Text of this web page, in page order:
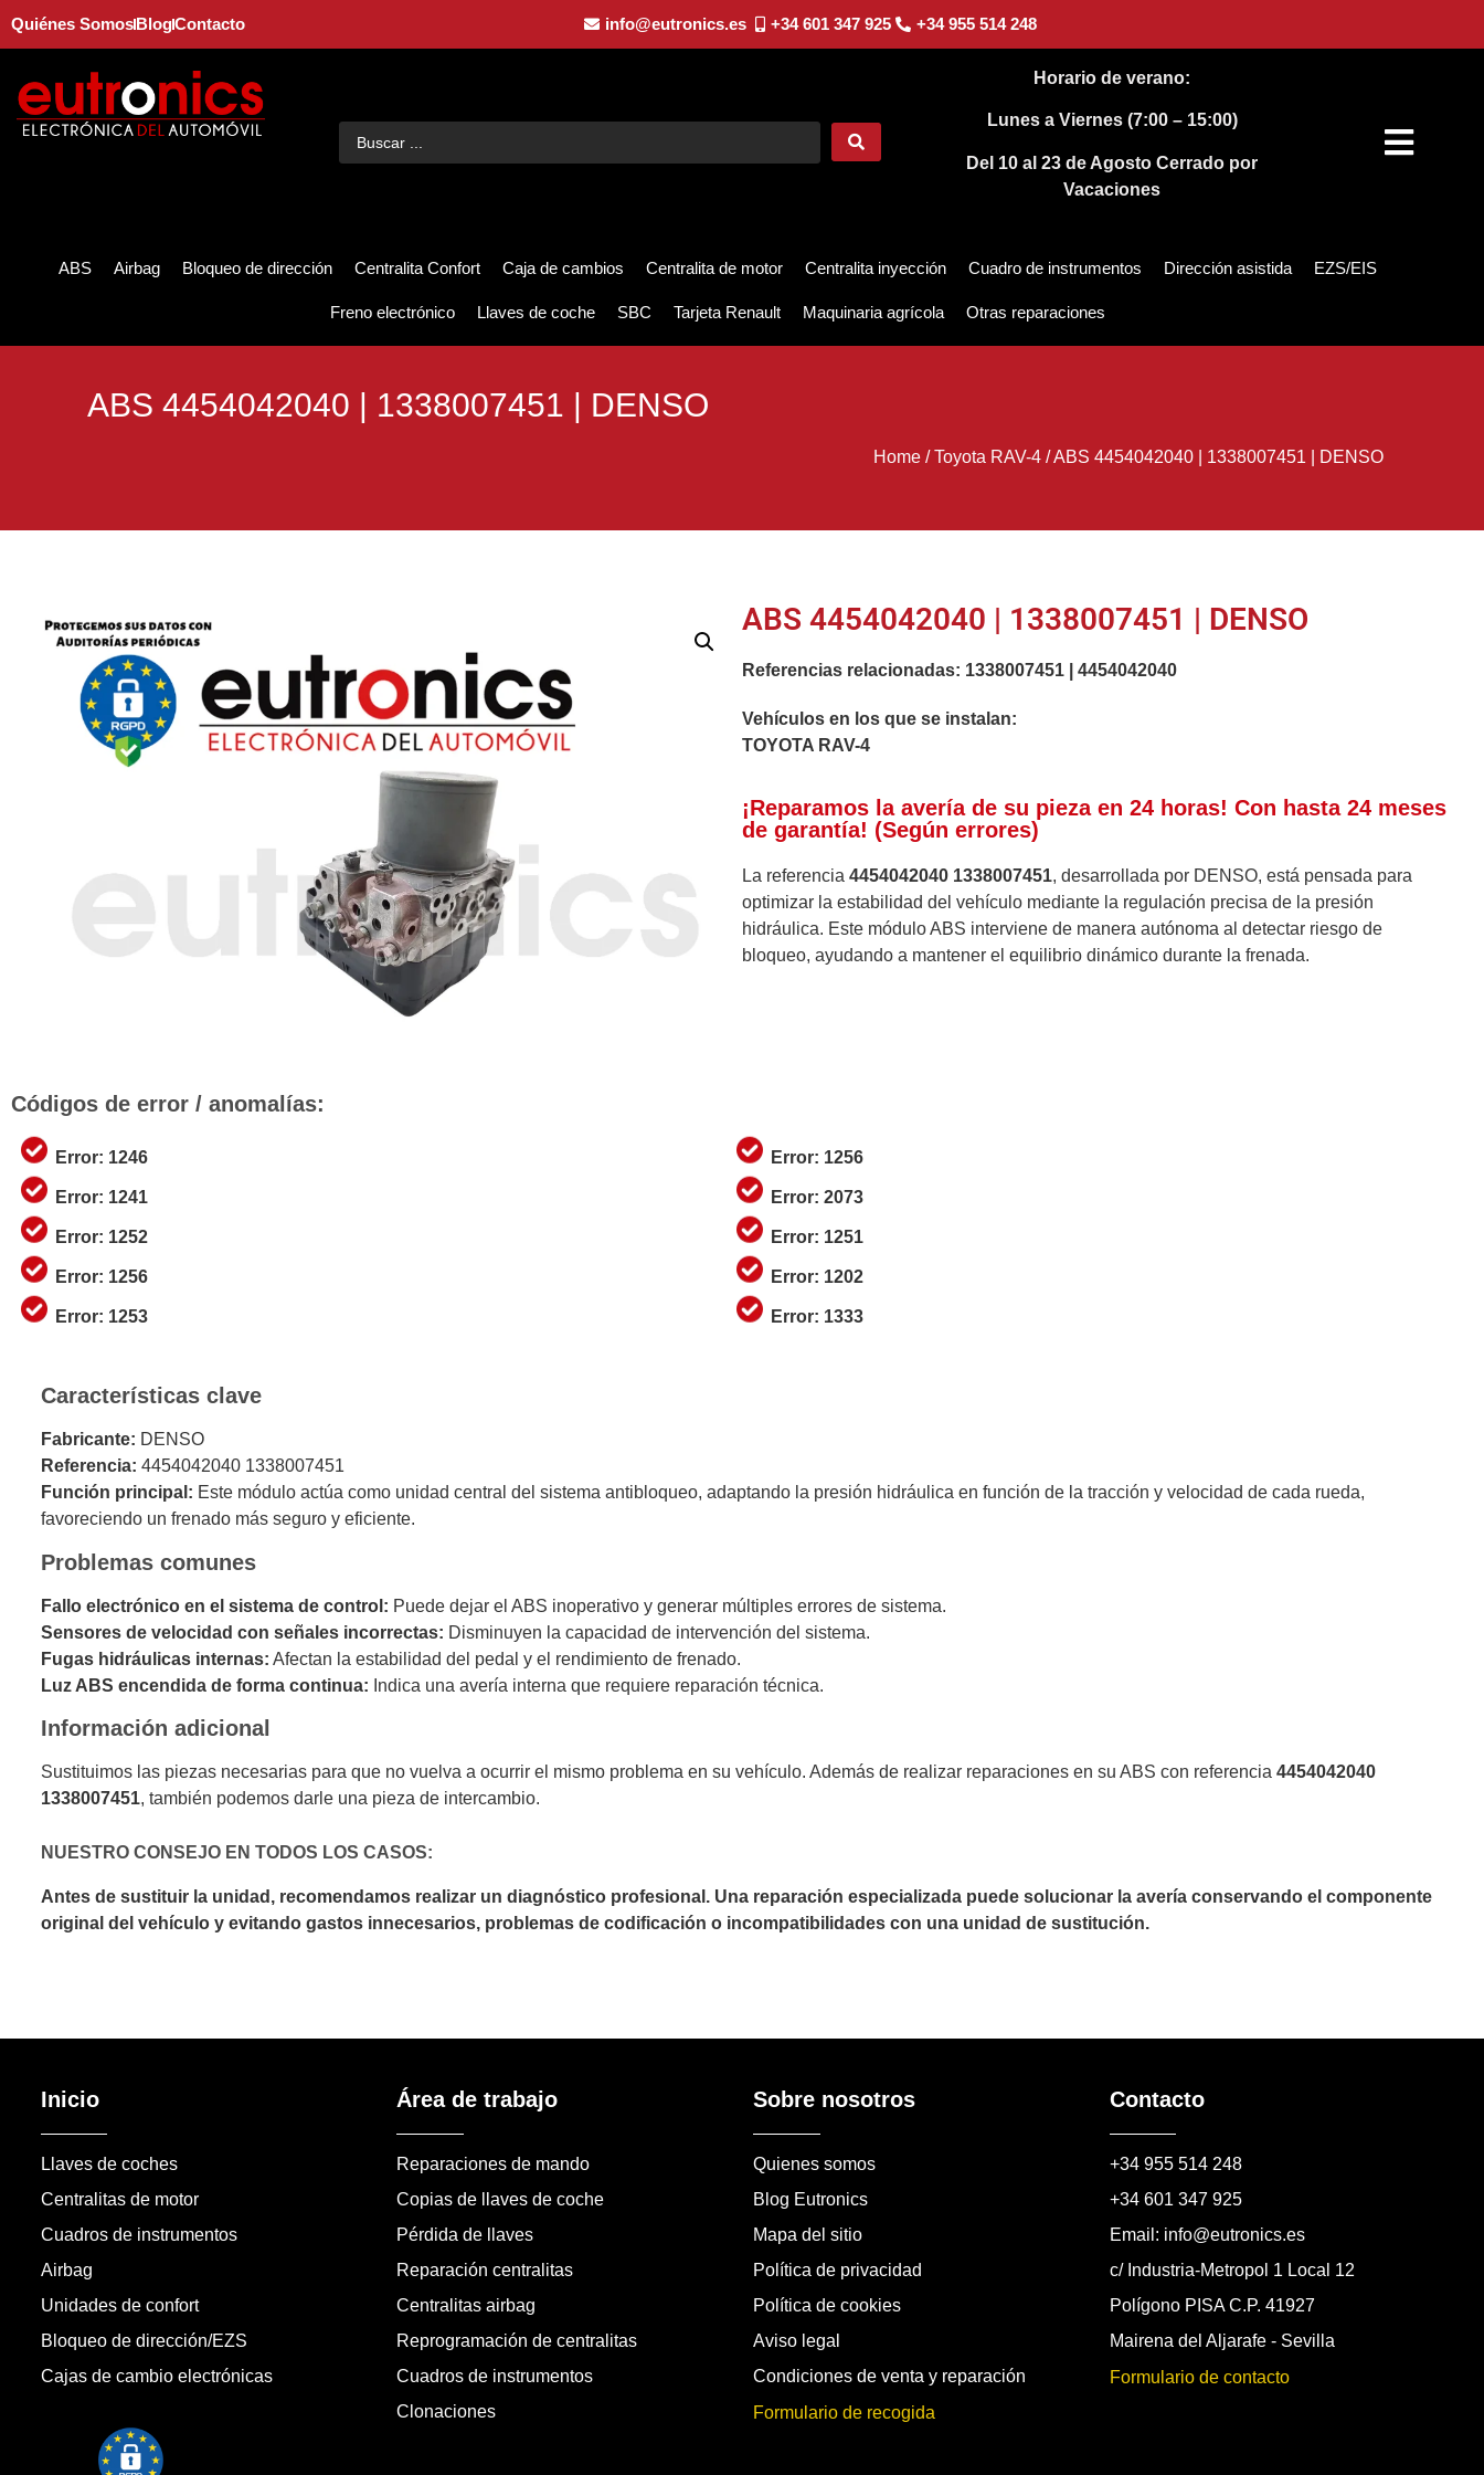
Quiénes SomosBlogContacto info@eutronics.es +34 601 347 925 +34 955 514 248
Horario de verano:
Lunes a Viernes (7:00 – 15:00)
Del 10 al 23 de AgostoCerrado por
Vacaciones
ABS Airbag Bloqueo de dirección Centralita Confort Caja de cambios Centralita de motor Centralita inyección Cuadro de instrumentos Dirección asistida EZS/EIS
Freno electrónico Llaves de coche SBC Tarjeta Renault Maquinaria agrícola Otras reparaciones
ABS 4454042040 | 1338007451 | DENSO
Home/Toyota RAV-4/ABS 4454042040 | 1338007451 | DENSO
ABS 4454042040 | 1338007451 | DENSO
Referencias relacionadas: 1338007451 4454042040
Vehículos en los que se instalan:
TOYOTA RAV-4
¡Reparamos la avería de su pieza en 24 horas! Con hasta 24 meses
de garantía! (Según errores)
La referencia 4454042040 1338007451, desarrollada por DENSO, está pensada para
optimizar la estabilidad del vehículo mediante la regulación precisa de la presión
hidráulica. Este módulo ABS interviene de manera autónoma al detectar riesgo de
bloqueo, ayudando a mantener el equilibrio dinámico durante la frenada.
Códigos de error / anomalías:
Error: 1246
Error: 1241
Error: 1252
Error: 1256
Error: 1253
Error: 1256
Error: 2073
Error: 1251
Error: 1202
Error: 1333
Características clave
Fabricante: DENSO
Referencia: 4454042040 1338007451
Función principal: Este módulo actúa como unidad central del sistema antibloqueo, adaptando la presión hidráulica en función de la tracción y velocidad de cada rueda,
favoreciendo un frenado más seguro y eficiente.
Problemas comunes
Fallo electrónico en el sistema de control: Puede dejar el ABS inoperativo y generar múltiples errores de sistema.
Sensores de velocidad con señales incorrectas: Disminuyen la capacidad de intervención del sistema.
Fugas hidráulicas internas: Afectan la estabilidad del pedal y el rendimiento de frenado.
Luz ABS encendida de forma continua: Indica una avería interna que requiere reparación técnica.
Información adicional
Sustituimos las piezas necesarias para que no vuelva a ocurrir el mismo problema en su vehículo. Además de realizar reparaciones en su ABS con referencia 4454042040
1338007451, también podemos darle una pieza de intercambio.
NUESTRO CONSEJO EN TODOS LOS CASOS:
Antes de sustituir la unidad, recomendamos realizar un diagnóstico profesional. Una reparación especializada puede solucionar la avería conservando el componente
original del vehículo y evitando gastos innecesarios, problemas de codificación o incompatibilidades con una unidad de sustitución.
Inicio
Llaves de coches
Centralitas de motor
Cuadros de instrumentos
Airbag
Unidades de confort
Bloqueo de dirección/EZS
Cajas de cambio electrónicas
Área de trabajo
Reparaciones de mando
Copias de llaves de coche
Pérdida de llaves
Reparación centralitas
Centralitas airbag
Reprogramación de centralitas
Cuadros de instrumentos
Clonaciones
Sobre nosotros
Quienes somos
Blog Eutronics
Mapa del sitio
Política de privacidad
Política de cookies
Aviso legal
Condiciones de venta y reparación
Formulario de recogida
Contacto
+34 955 514 248
+34 601 347 925
Email: info@eutronics.es
c/ Industria-Metropol 1 Local 12
Polígono PISA C.P. 41927
Mairena del Aljarafe - Sevilla
Formulario de contacto